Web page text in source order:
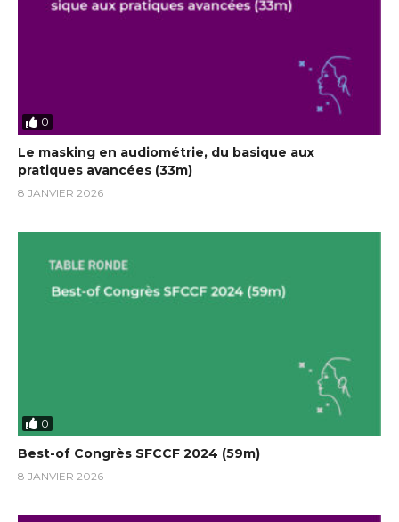
0
Le masking en audiométrie, du basique aux
pratiques avancées (33m)
8 JANVIER 2026
0
Best-of Congrès SFCCF 2024 (59m)
8 JANVIER 2026